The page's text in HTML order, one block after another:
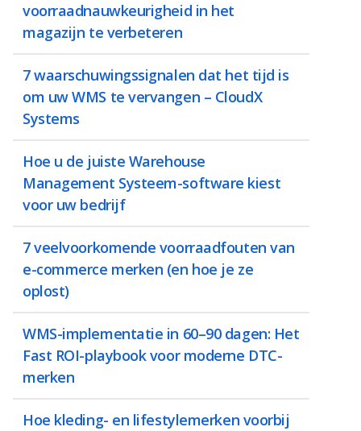
voorraadnauwkeurigheid in het
magazijn te verbeteren
7 waarschuwingssignalen dat het tijd is
om uw WMS te vervangen – CloudX
Systems
Hoe u de juiste Warehouse
Management Systeem-software kiest
voor uw bedrijf
7 veelvoorkomende voorraadfouten van
e-commerce merken (en hoe je ze
oplost)
WMS-implementatie in 60–90 dagen: Het
Fast ROI-playbook voor moderne DTC-
merken
Hoe kleding- en lifestylemerken voorbij